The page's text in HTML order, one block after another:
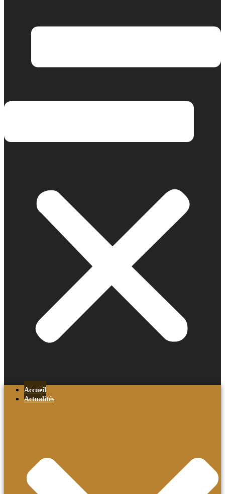
Accueil
Actualités